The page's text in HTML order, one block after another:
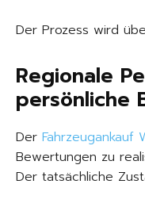
Der Prozess wird
Regionale
persönliche
Der Fahrzeugankauf
Bewertungen zu
Der tatsächliche